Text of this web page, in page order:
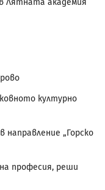
Лятната академия
културно
„Горско
професия, реши